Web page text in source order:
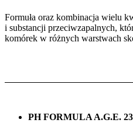
Formuła oraz kombinacja wielu
i substancji przeciwzapalnych,
komórek w różnych warstwach
PH FORMULA A.G.E.